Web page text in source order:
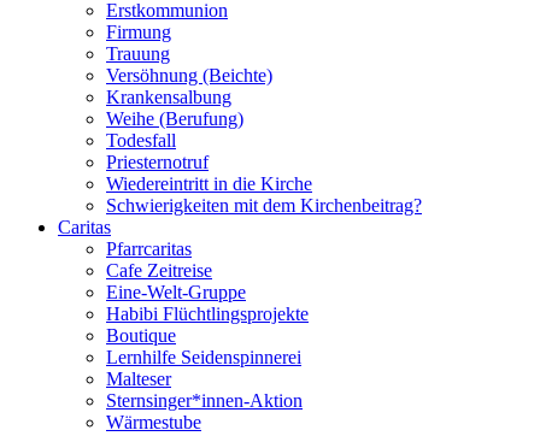
Erstkommunion
Firmung
Trauung
Versöhnung (Beichte)
Krankensalbung
Weihe (Berufung)
Todesfall
Priesternotruf
Wiedereintritt in die Kirche
Schwierigkeiten mit dem Kirchenbeitrag?
Caritas
Pfarrcaritas
Cafe Zeitreise
Eine-Welt-Gruppe
Habibi Flüchtlingsprojekte
Boutique
Lernhilfe Seidenspinnerei
Malteser
Sternsinger*innen-Aktion
Wärmestube